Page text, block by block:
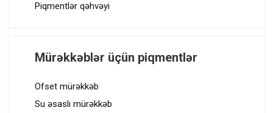
Piqmentlər qəhvəyi
Mürəkkəblər üçün piqmentlər
Ofset mürəkkəb
Su əsaslı mürəkkəb